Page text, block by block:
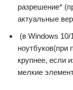
разрешение*
актуальные
(в Windows
ноутбуков(при
крупнее, если
мелкие